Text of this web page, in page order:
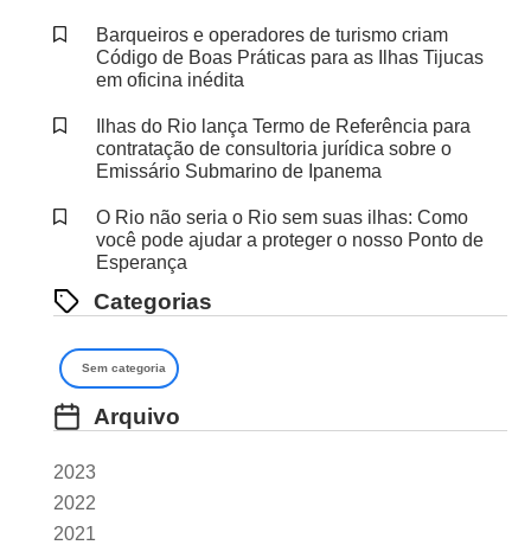
Barqueiros e operadores de turismo criam
Código de Boas Práticas para as Ilhas Tijucas
em oficina inédita
Ilhas do Rio lança Termo de Referência para
contratação de consultoria jurídica sobre o
Emissário Submarino de Ipanema
O Rio não seria o Rio sem suas ilhas: Como
você pode ajudar a proteger o nosso Ponto de
Esperança
Categorias
Sem categoria
Arquivo
2023
2022
2021